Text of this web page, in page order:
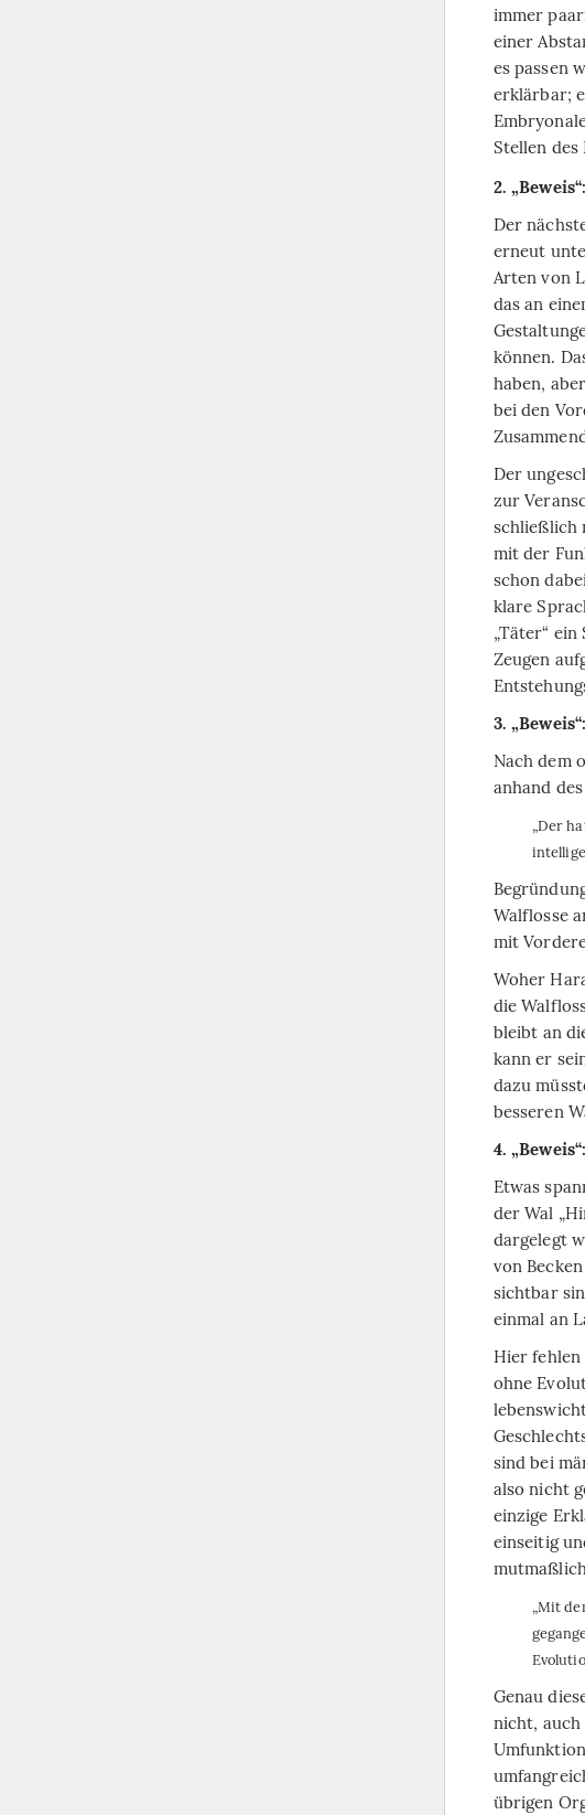
immer
einer
es passen
erklärbar;
Stellen des
2.
Der
erneut
Arten von
das an
können.
haben,
bei den
Der
zur
schließlich
mit der
schon
klare
„Täter“
Zeugen
3.
Nach dem
anhand
„Der
Walflosse
mit
Woher
die
bleibt an
kann er
dazu
besseren
4.
Etwas
der Wal
dargelegt
von
sichtbar
einmal an
Hier fehlen
ohne
sind bei
also nicht
einzige
einseitig
„Mit
Genau
nicht, auch
übrigen